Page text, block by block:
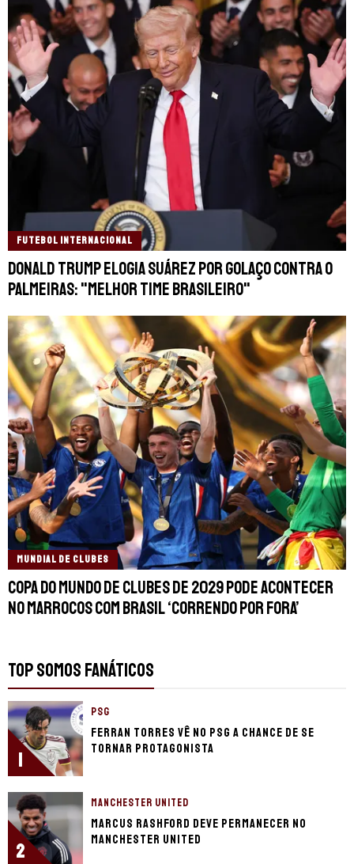
FUTEBOL INTERNACIONAL
Donald Trump elogia Suárez por golaço contra o
Palmeiras: "Melhor time brasileiro"
MUNDIAL DE CLUBES
Copa do Mundo de Clubes de 2029 pode acontecer
no Marrocos com Brasil ‘correndo por fora’
TOP SOMOS FANÁTICOS
1
PSG
Ferran Torres vê no PSG a chance de se
tornar protagonista
2
MANCHESTER UNITED
Marcus Rashford deve permanecer no
Manchester United